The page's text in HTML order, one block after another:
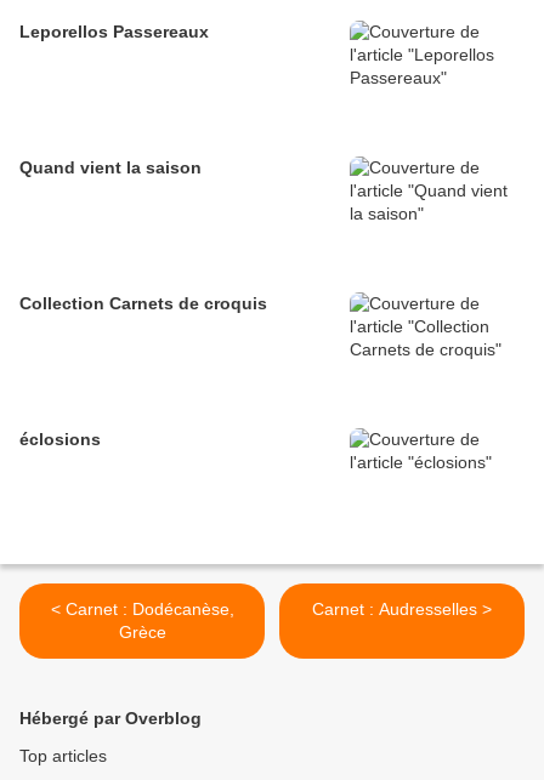
Leporellos Passereaux
Quand vient la saison
Collection Carnets de croquis
éclosions
< Carnet : Dodécanèse,
Grèce
Carnet : Audresselles >
Hébergé par Overblog
Top articles